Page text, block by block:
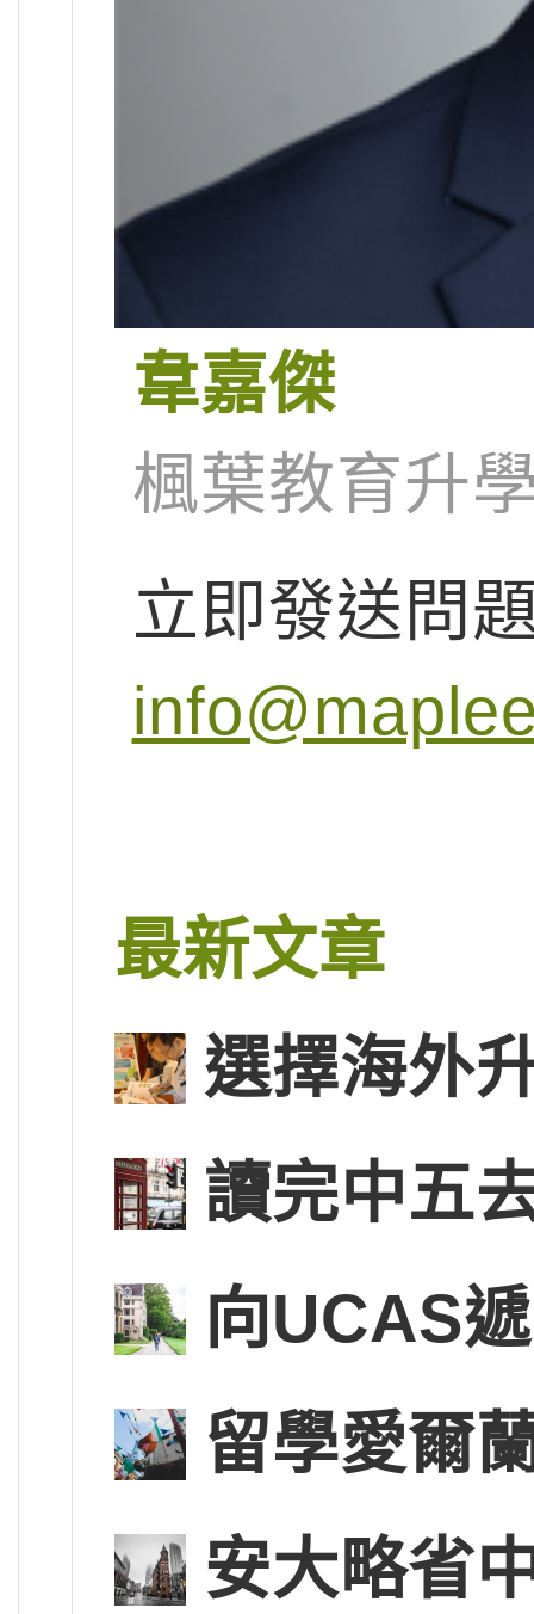
韋嘉傑
楓葉教育升
立即發送問
最新文章
選擇海外
讀完中五
向UCAS
留學愛爾
安大略省